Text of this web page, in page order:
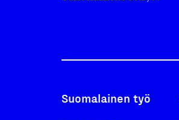
Suomalainen työ